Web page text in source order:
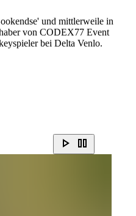
und mittlerweile in
von CODEX77 Event
bei Delta Venlo.